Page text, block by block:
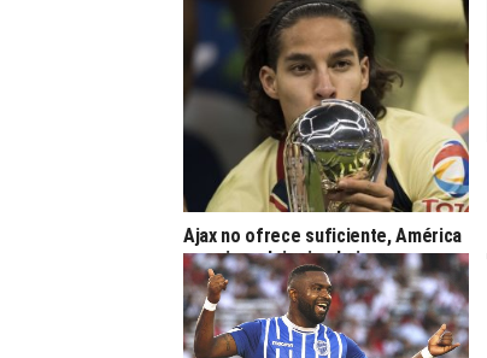
Ajax no ofrece suficiente, América
no quiere dejar ir a Lainez.